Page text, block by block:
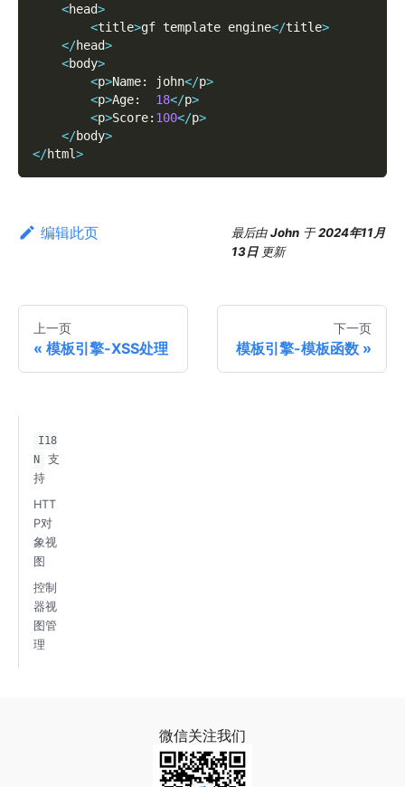
<head>
<title>gf template engine</title>
</head>
<body>
<p>Name: john</p>
<p>Age: 18</p>
<p>Score: 100</p>
</body>
</html>
编辑此页 最后由John 于2024年11月
13日 更新
上一页
模板引擎-XSS处理
下一页
模板引擎-模板函数
I18
N
支
持
HTT
P对
象视
图
控制
器视
图管
理
微信关注我们